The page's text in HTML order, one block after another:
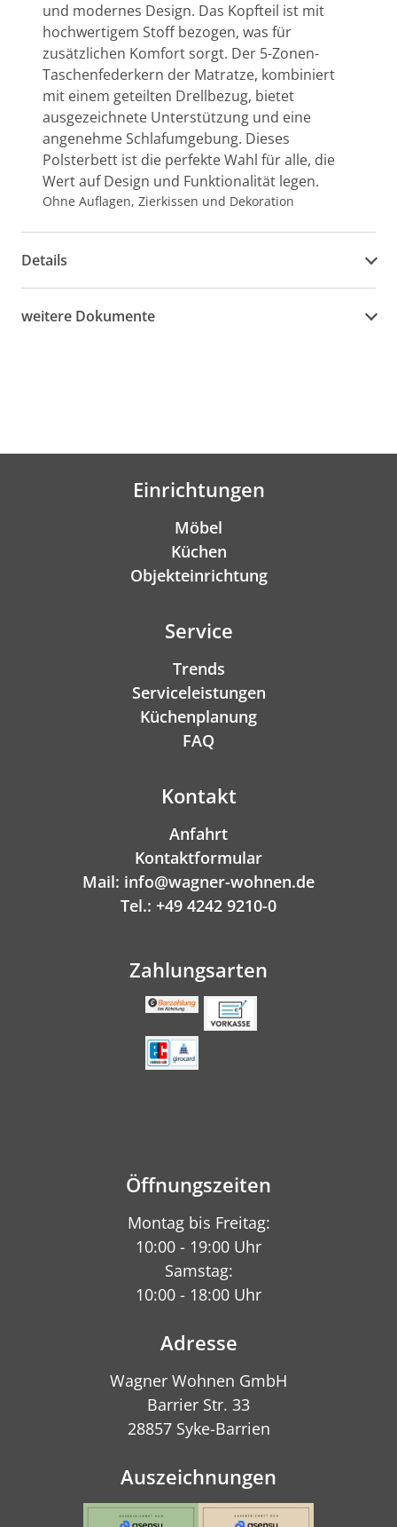
und modernes Design. Das Kopfteil ist mit
hochwertigem Stoff bezogen, was für
zusätzlichen Komfort sorgt. Der 5-Zonen-
Taschenfederkern der Matratze, kombiniert
mit einem geteilten Drellbezug, bietet
ausgezeichnete Unterstützung und eine
angenehme Schlafumgebung. Dieses
Polsterbett ist die perfekte Wahl für alle, die
Wert auf Design und Funktionalität legen.
Ohne Auflagen, Zierkissen und Dekoration
Details
weitere Dokumente
Einrichtungen
Möbel
Küchen
Objekteinrichtung
Service
Trends
Serviceleistungen
Küchenplanung
FAQ
Kontakt
Anfahrt
Kontaktformular
Mail: info@wagner-wohnen.de
Tel.: +49 4242 9210-0
Zahlungsarten
Öffnungszeiten
Montag bis Freitag:
10:00 - 19:00 Uhr
Samstag:
10:00 - 18:00 Uhr
Adresse
Wagner Wohnen GmbH
Barrier Str. 33
28857 Syke-Barrien
Auszeichnungen